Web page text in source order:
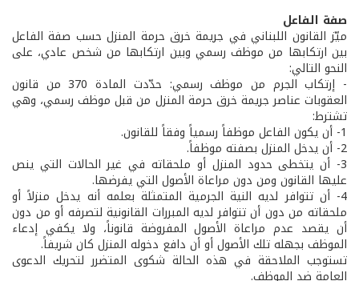
صفة الفاعل
ميّز القانون اللبناني في جريمة خرق حرمة المنزل حسب صفة الفاعل
بين ارتكابها من موظف رسمي وبين ارتكابها من شخص عادي، على
النحو التالي:
- إرتكاب الجرم من موظف رسمي: حدّدت المادة 370 من قانون
العقوبات عناصر جريمة خرق حرمة المنزل من قبل موظف رسمي، وهي
تشترط:
1- أن يكون الفاعل موظفاً رسمياً وفقاً للقانون.
2- أن يدخل المنزل بصفته موظفاً.
3- أن يتخطى حدود المنزل أو ملحقاته في غير الحالات التي ينص
عليها القانون ومن دون مراعاة الأصول التي يفرضها.
4- أن تتوافر لديه النية الجرمية المتمثلة بعلمه أنه يدخل منزلاً أو
ملحقاته من دون أن تتوافر لديه المبررات القانونية لتصرفه أو من دون
أن يقصد عدم مراعاة الأصول المفروضة قانوناً، ولا يكفي إدعاء
الموظف بجهله تلك الأصول أو أن دافع دخوله المنزل كان شريفاً.
تستوجب الملاحقة في هذه الحالة شكوى المتضرر لتحريك الدعوى
العامة ضد الموظف.